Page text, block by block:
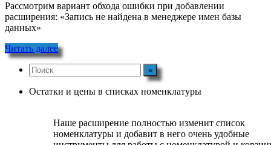
Рассмотрим вариант обхода ошибки при добавлении
расширения: «Запись не найдена в менеджере имен базы
данных»
Читать далее
Остатки и цены в списках номенклатуры
Наше расширение полностью изменит список
номенклатуры и добавит в него очень удобные